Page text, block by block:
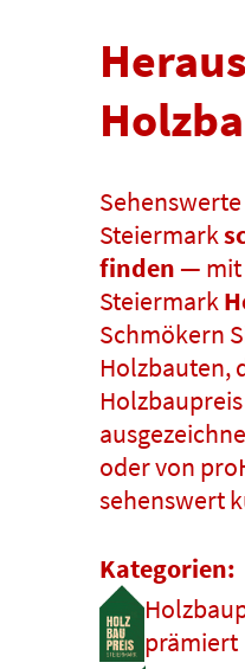
Steiermark
finden— mit
Steiermark
Schmökern
Holzbauten,
oder von
sehenswert
Kategorien:
prämiert